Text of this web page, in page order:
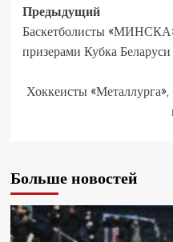
Предыдущий
Баскетболисты
призерами Кубка Беларуси
Хоккеисты
Больше новостей